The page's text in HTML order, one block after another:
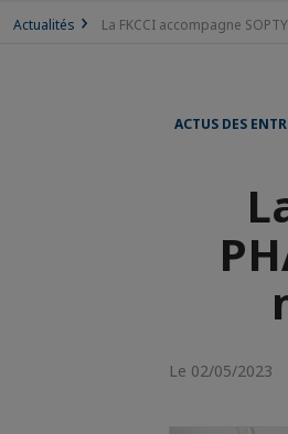
Actualités La FKCCI accompagne
ACTUS DES
Le 02/05/2023